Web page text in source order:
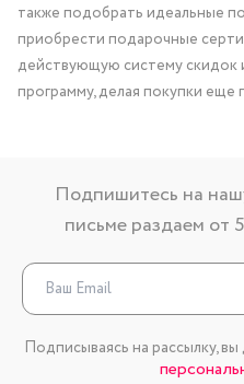
также подобрать идеальные
приобрести подарочные
действующую систему скидок
программу, делая покупки еще
Подпишитесь на
письме раздаем от
Подписываясь на рассылку, вы